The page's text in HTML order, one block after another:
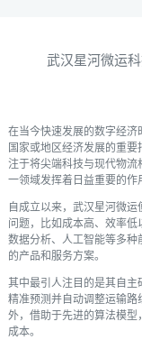
武汉星河微运
在当今快速发展的数字经
国家或地区经济发展的重
注于将尖端科技与现代物
一领域发挥着日益重要的作
自成立以来，武汉星河微
问题，比如成本高、效率
数据分析、人工智能等多
的产品和服务方案。
其中最引人注目的是其自
精准预测并自动调整运输
外，借助于先进的算法模
成本。